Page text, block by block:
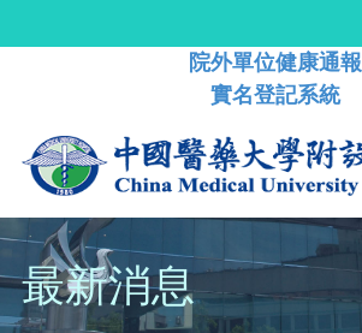
院外單位健康通報
實名登記系統
最新消息